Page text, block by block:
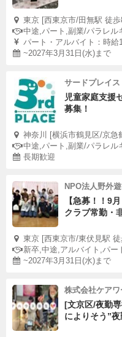
東京 [西東京市/田無駅 徒
中途,パート,副業/パラレル
パート・アルバイト：時給
~2027年3月31日(水)まで
サードプレイス
児童家庭支援
募集！
神奈川 [横浜市鶴見区/京急
中途,パート,副業/パラレル
長期歓迎
NPO法人野外
【急募！！9
クラブ常勤・
東京 [西東京市/東伏見駅 徒
新卒,中途,アルバイト,パー
~2027年3月31日(水)まで
株式会社ケア
[文京区/夜勤
によりそう”